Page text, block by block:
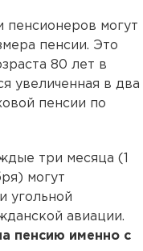
пенсионеров могут
пенсии. Это
80 лет в
увеличенная в два
пенсии по
три месяца (1
могут
угольной
авиации.
пенсию именно с